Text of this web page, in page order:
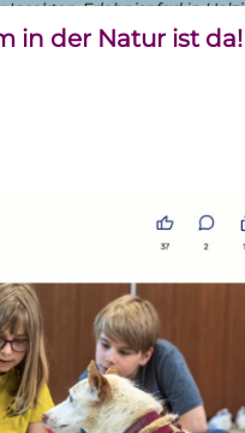
in der Natur ist da!